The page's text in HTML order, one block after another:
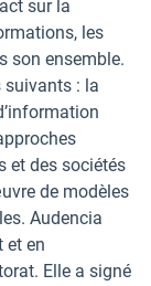
sur la
les
son ensemble.
suivants : la
et des sociétés
de modèles
Audencia
et en
Elle a signé